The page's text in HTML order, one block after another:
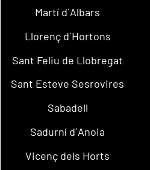
Martí d´Albars
Llorenç d´Hortons
Sant Feliu de Llobregat
Sant Esteve Sesrovires
Sabadell
Sadurní d´Anoia
Vicenç dels Horts